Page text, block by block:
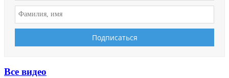
Все видео